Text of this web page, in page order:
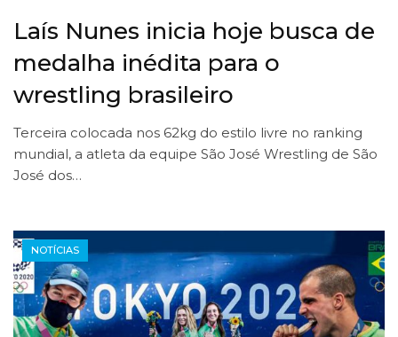
Laís Nunes inicia hoje busca de
medalha inédita para o
wrestling brasileiro
Terceira colocada nos 62kg do estilo livre no ranking
mundial, a atleta da equipe São José Wrestling de São
José dos…
NOTÍCIAS